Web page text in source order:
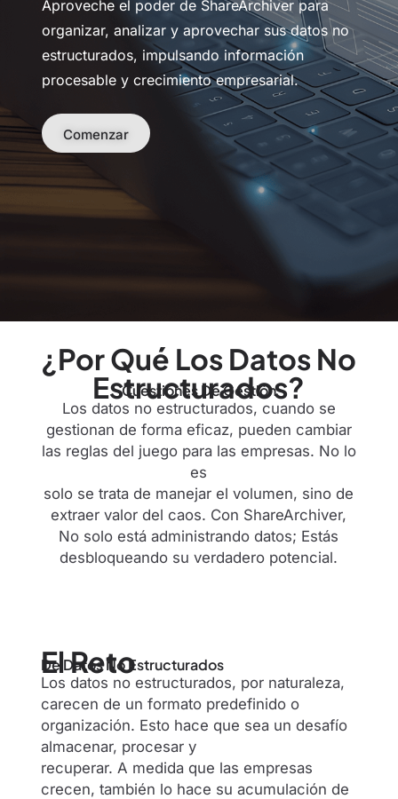
Aproveche el poder de ShareArchiver para
organizar, analizar y aprovechar sus datos no
estructurados, impulsando información
procesable y crecimiento empresarial.
Comenzar
¿Por Qué Los Datos No
Estructurados?
Cuestiones De Gestión
Los datos no estructurados, cuando se
gestionan de forma eficaz, pueden cambiar
las reglas del juego para las empresas. No lo
es
solo se trata de manejar el volumen, sino de
extraer valor del caos. Con ShareArchiver,
No solo está administrando datos; Estás
desbloqueando su verdadero potencial.
El Reto
De Datos No Estructurados
Los datos no estructurados, por naturaleza,
carecen de un formato predefinido o
organización. Esto hace que sea un desafío
almacenar, procesar y
recuperar. A medida que las empresas
crecen, también lo hace su acumulación de